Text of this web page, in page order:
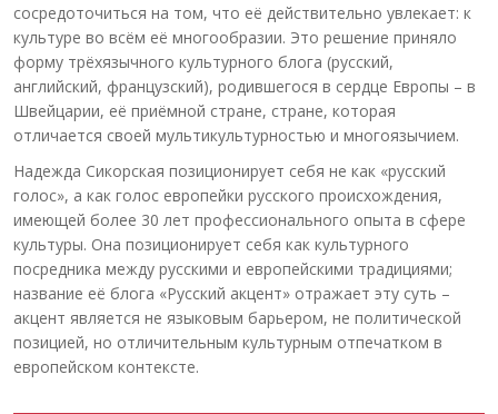
сосредоточиться на том, что её действительно увлекает: к
культуре во всём её многообразии. Это решение приняло
форму трёхязычного культурного блога (русский,
английский, французский), родившегося в сердце Европы – в
Швейцарии, её приёмной стране, стране, которая
отличается своей мультикультурностью и многоязычием.
Надежда Сикорская позиционирует себя не как «русский
голос», а как голос европейки русского происхождения,
имеющей более 30 лет профессионального опыта в сфере
культуры. Она позиционирует себя как культурного
посредника между русскими и европейскими традициями;
название её блога «Русский акцент» отражает эту суть –
акцент является не языковым барьером, не политической
позицией, но отличительным культурным отпечатком в
европейском контексте.